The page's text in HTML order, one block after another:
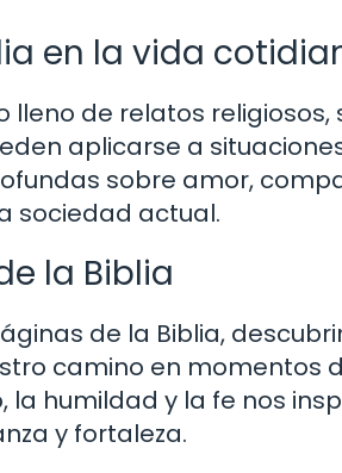
en la vida
lleno de relatos
aplicarse a
sobre amor,
sociedad actual.
la Biblia
de la Biblia,
camino en momentos
la humildad y la fe nos
y fortaleza.